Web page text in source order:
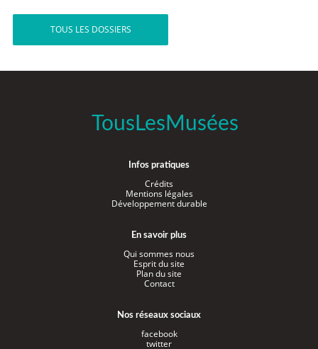
TOUS LES DOSSIERS
TousLesMusées
Infos pratiques
Crédits
Mentions légales
Développement durable
En savoir plus
Qui sommes nous
Esprit du site
Plan du site
Contact
Nos réseaux sociaux
facebook
twitter